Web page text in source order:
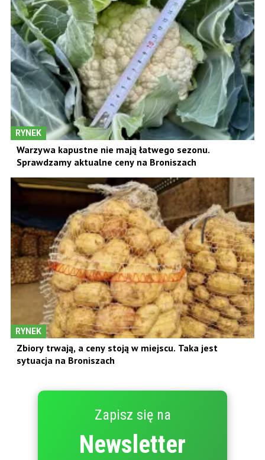
RYNEK
Warzywa kapustne nie mają łatwego sezonu.
Sprawdzamy aktualne ceny na Broniszach
RYNEK
Zbiory trwają, a ceny stoją w miejscu. Taka jest
sytuacja na Broniszach
Zapisz się na
Newsletter